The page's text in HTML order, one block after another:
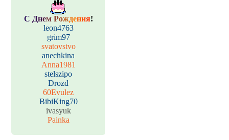
С Днем Рождения!
leon4763
grim97
svatovstvo
anechkina
Anna1981
stelszipo
Drozd
60Evulez
BibiKing70
ivasyuk
Painka